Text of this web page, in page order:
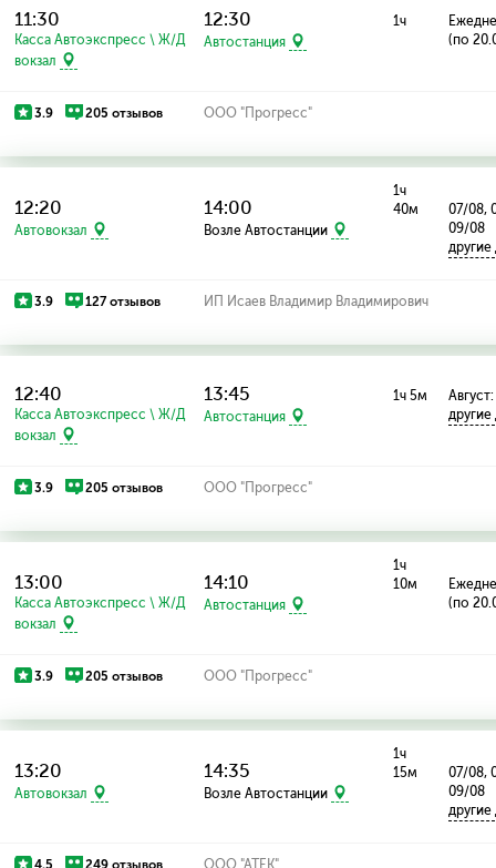
11:30
Касса Автоэкспресс \ Ж/Д
вокзал
12:30
Автостанция
1ч
(по
3.9 205 отзывов ООО "Прогресс"
12:20
Автовокзал
14:00
Возле Автостанции
1ч
40м
07/08,
09/08
3.9 127 отзывов ИП Исаев Владимир Владимирович
12:40
Касса Автоэкспресс \ Ж/Д
вокзал
13:45
Автостанция
1ч 5м
3.9 205 отзывов ООО "Прогресс"
13:00
Касса Автоэкспресс \ Ж/Д
вокзал
14:10
Автостанция
1ч
10м
(по
3.9 205 отзывов ООО "Прогресс"
13:20
Автовокзал
14:35
Возле Автостанции
1ч
15м
07/08,
09/08